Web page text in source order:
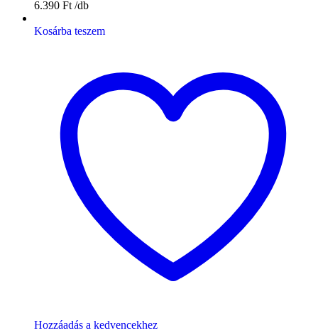
6.390 Ft
Kosárba teszem
Hozzáadás a kedvencekhez